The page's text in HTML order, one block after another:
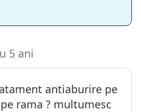
5 ani
antiaburire pe
rama ? multumesc